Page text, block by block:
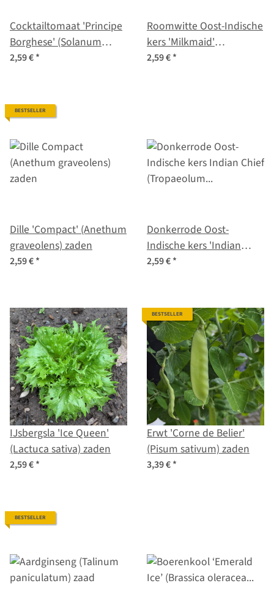
Cocktailtomaat 'Principe
Borghese' (Solanum
lycopersicum) zaad
2,59 €*
Roomwitte Oost-Indische
kers 'Milkmaid'
(Tropaeolum majus)
2,59 €*
BESTSELLER
Dille 'Compact' (Anethum
graveolens) zaden
2,59 €*
Donkerrode Oost-
Indische kers 'Indian
Chief' (Tropaeolum
2,59 €*
IJsbergsla 'Ice Queen'
(Lactuca sativa) zaden
2,59 €*
BESTSELLER
Erwt 'Corne de Belier'
(Pisum sativum) zaden
3,39 €*
BESTSELLER